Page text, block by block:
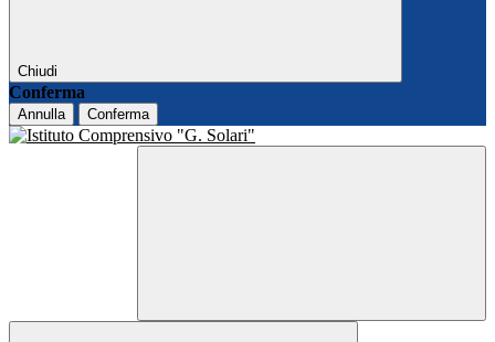
Chiudi
Conferma
Annulla Conferma